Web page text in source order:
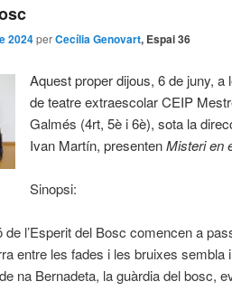
2024 perCecília Genovart, Espai 36
Aquest proper dijous, 6 de juny, a
de teatre extraescolar CEIP
Galmés (4rt, 5è i 6è), sota la
Ivan Martín, presentenMisteri en
Sinopsi:
de l’Esperit del Bosc comencen a
entre les fades i les bruixes sembla
na Bernadeta, la guàrdia del bosc,